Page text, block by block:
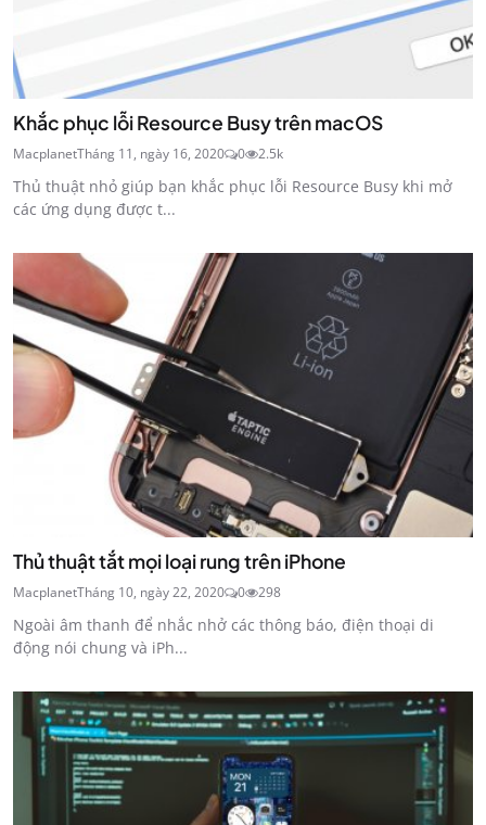
Khắc phục lỗi Resource Busy trên macOS
MacplanetTháng 11, ngày 16, 2020 0 2.5k
Thủ thuật nhỏ giúp bạn khắc phục lỗi Resource Busy khi mở
các ứng dụng được t...
Thủ thuật tắt mọi loại rung trên iPhone
MacplanetTháng 10, ngày 22, 2020 0 298
Ngoài âm thanh để nhắc nhở các thông báo, điện thoại di
động nói chung và iPh...